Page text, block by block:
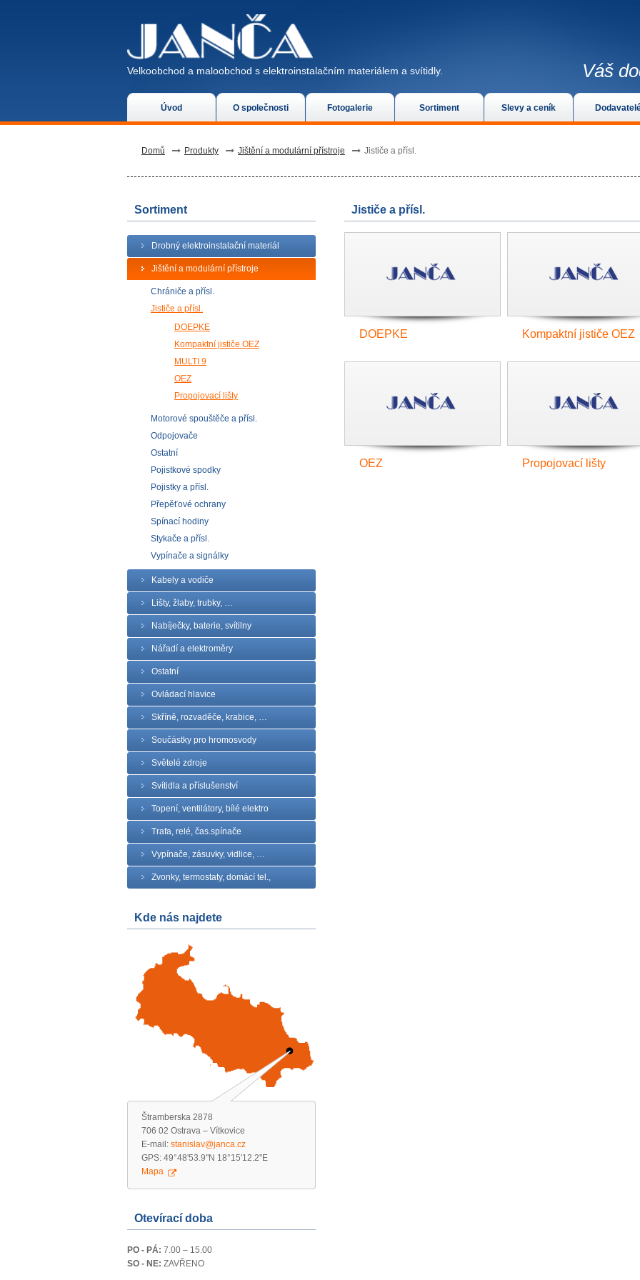
Úvod O společnosti Fotogalerie Sortiment Slevy a ceník
Velkoobchod a maloobchod s elektroinstalačním materiálem a svítidly. Váš
Domů Produkty Jištění a modulární přístroje Jističe a přísl.
Sortiment
Drobný elektroinstalační materiál
Jištění a modulární přístroje
Chrániče a přísl.
Jističe a přísl.
DOEPKE
Kompaktní jističe OEZ
MULTI 9
OEZ
Propojovací lišty
Motorové spouštěče a přísl.
Odpojovače
Ostatní
Pojistkové spodky
Pojistky a přísl.
Přepěťové ochrany
Spínací hodiny
Stykače a přísl.
Vypínače a signálky
Kabely a vodiče
Lišty, žlaby, trubky, …
Nabíječky, baterie, svítilny
Nářadí a elektroměry
Ostatní
Ovládací hlavice
Skříně, rozvaděče, krabice, …
Součástky pro hromosvody
Světelé zdroje
Svítidla a příslušenství
Topení, ventilátory, bílé elektro
Trafa, relé, čas.spínače
Vypínače, zásuvky, vidlice, …
Zvonky, termostaty, domácí tel.,
Kde nás najdete
Štramberska 2878
706 02 Ostrava – Vítkovice
E-mail: stanislav@janca.cz
GPS: 49°48'53.9"N 18°15'12.2"E
Mapa
Otevírací doba
PO - PÁ: 7.00 – 15.00
SO - NE: ZAVŘENO
Jističe a přísl.
DOEPKE Kompaktní jističe OEZ
OEZ Propojovací lišty